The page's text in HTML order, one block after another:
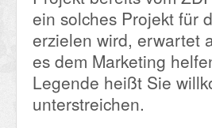
ein solches Projekt für
erzielen wird, erwartet
es dem Marketing
Legende heißt Sie
unterstreichen.